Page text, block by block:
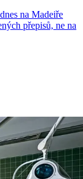
na Madeiře
přepisů, ne na